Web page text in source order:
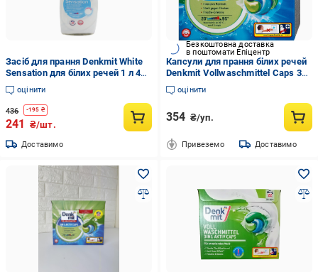
Засіб для прання Denkmit White
Sensation для білих речей 1 л 40
прань (НФ-00003352)
оцінити
436 -195 ₴
241 ₴/шт.
Доставимо
Безкоштовна доставка
в поштомати Епіцентр
Капсули для прання білих речей
Denkmit Vollwaschmittel Caps 3
in1 Aktiv 22 шт.
оцінити
354 ₴/уп.
Привеземо Доставимо